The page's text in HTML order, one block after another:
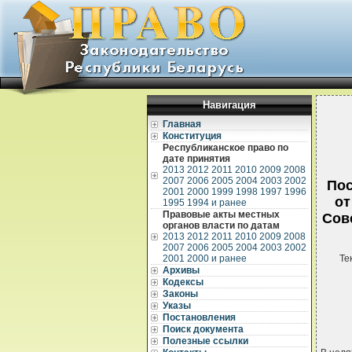
Навигация
Главная
Конституция
Республиканское право по
дате принятия
2013 2012 2011 2010 2009 2008
2007 2006 2005 2004 2003 2002
2001 2000 1999 1998 1997 1996
1995 1994 и ранее
Правовые акты местных
органов власти по датам
2013 2012 2011 2010 2009 2008
2007 2006 2005 2004 2003 2002
2001 2000 и ранее
Архивы
Кодексы
Законы
Указы
Постановления
Поиск документа
Полезные ссылки